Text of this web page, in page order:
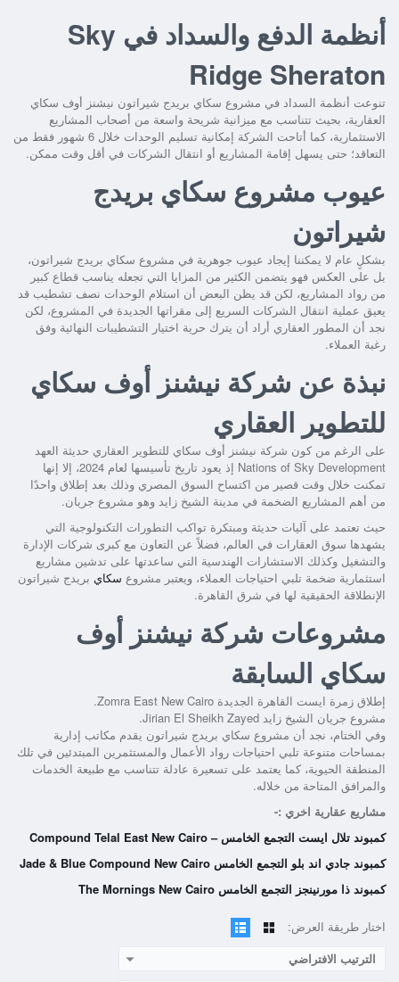
أنظمة الدفع والسداد في ‏Sky
Ridge Sheraton
تنوعت أنظمة السداد في مشروع سكاي بريدج شيراتون نيشنز أوف سكاي
العقارية، بحيث تتناسب مع ميزانية شريحة واسعة من أصحاب المشاريع
الاستثمارية، كما أتاحت الشركة إمكانية تسليم الوحدات خلال 6 شهور فقط من
التعاقد؛ حتى يسهل إقامة المشاريع أو انتقال الشركات في أقل وقت ممكن.
عيوب مشروع سكاي بريدج
شيراتون
بشكلٍ عام لا يمكننا إيجاد عيوب جوهرية في مشروع سكاي بريدج شيراتون،
بل على العكس فهو يتضمن الكثير من المزايا التي تجعله يناسب قطاع كبير
من رواد المشاريع، لكن قد يظن البعض أن استلام الوحدات نصف تشطيب قد
يعيق عملية انتقال الشركات السريع إلى مقراتها الجديدة في المشروع، لكن
نجد أن المطور العقاري أراد أن يترك حرية اختيار التشطيبات النهائية وفق
رغبة العملاء.
نبذة عن شركة نيشنز أوف سكاي
للتطوير العقاري
على الرغم من كون شركة نيشنز أوف سكاي للتطوير العقاري حديثة العهد
Nations of Sky Development إذ يعود تاريخ تأسيسها لعام 2024، إلا إنها
تمكنت خلال وقت قصير من اكتساح السوق المصري وذلك بعد إطلاق واحدًا
من أهم المشاريع الضخمة في مدينة الشيخ زايد وهو مشروع جريان.
حيث تعتمد على آليات حديثة ومبتكرة تواكب التطورات التكنولوجية التي
يشهدها سوق العقارات في العالم، فضلاً عن التعاون مع كبرى شركات الإدارة
والتشغيل وكذلك الاستشارات الهندسية التي ساعدتها على تدشين مشاريع
استثمارية ضخمة تلبي احتياجات العملاء، ويعتبر مشروع سكاي بريدج شيراتون
الإنطلاقة الحقيقية لها في شرق القاهرة.
مشروعات شركة نيشنز أوف
سكاي السابقة
إطلاق زمرة ايست القاهرة الجديدة Zomra East New Cairo.
مشروع جريان الشيخ زايد Jirian El Sheikh Zayed.
وفي الختام، نجد أن مشروع سكاي بريدج شيراتون يقدم مكاتب إدارية
بمساحات متنوعة تلبي احتياجات رواد الأعمال والمستثمرين المبتدئين في تلك
المنطقة الحيوية، كما يعتمد على تسعيرة عادلة تتناسب مع طبيعة الخدمات
والمرافق المتاحة من خلاله.
مشاريع عقارية اخري :-
كمبوند تلال ايست التجمع الخامس – Compound Telal East New Cairo
كمبوند جادي اند بلو التجمع الخامس Jade & Blue Compound New Cairo
كمبوند ذا مورنينجز التجمع الخامس The Mornings New Cairo
اختار طريقة العرض:
الترتيب الافتراضي